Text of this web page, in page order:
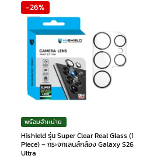
-26%
พร้อมจำหน่าย
Hishield รุ่น Super Clear Real Glass (1
Piece) – กระจกเลนส์กล้อง Galaxy S26
Ultra